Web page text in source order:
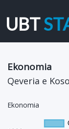
UBT
Ekonomia
Qeveria e
Ekonomia